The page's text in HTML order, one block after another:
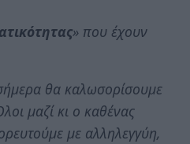
» που έχουν
θα καλωσορίσουμε
μαζί κι ο καθένας
με αλληλεγγύη,